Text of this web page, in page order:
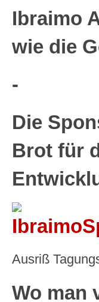
Ibraimo
wie die
-
Die
Brot für
Ausriß
Wo man